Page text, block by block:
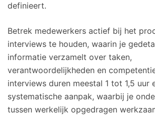
definieert.
Betrek medewerkers actief bij het
interviews te houden, waarin je
informatie verzamelt over taken,
verantwoordelijkheden en
interviews duren meestal 1 tot 1,5 uur
systematische aanpak, waarbij je
tussen werkelijk opgedragen